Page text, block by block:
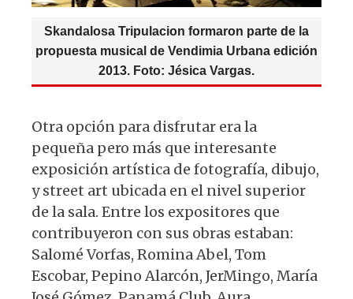
Skandalosa Tripulacion formaron parte de la
propuesta musical de Vendimia Urbana edición
2013. Foto: Jésica Vargas.
Otra opción para disfrutar era la
pequeña pero más que interesante
exposición artística de fotografía, dibujo,
y street art ubicada en el nivel superior
de la sala. Entre los expositores que
contribuyeron con sus obras estaban:
Salomé Vorfas, Romina Abel, Tom
Escobar, Pepino Alarcón, JerMingo, María